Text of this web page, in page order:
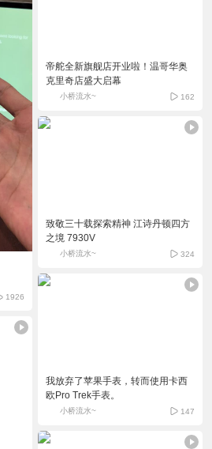
1926
帝舵全新旗舰店开业啦！温哥华奥
克里奇店盛大启幕
小桥流水~ 162
致敬三十载探索精神 江诗丹顿四方
之境 7930V
小桥流水~ 324
我放弃了苹果手表，转而使用卡西
欧Pro Trek手表。
小桥流水~ 147